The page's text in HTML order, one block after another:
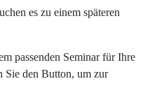
es zu einem späteren
passenden Seminar für Ihre
Sie den Button, um zur